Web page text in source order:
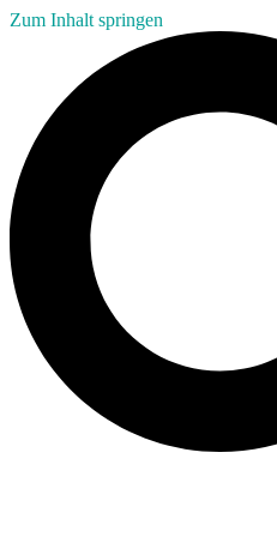
Zum Inhalt springen